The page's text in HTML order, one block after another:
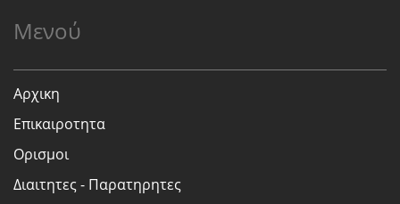
Μενού
Αρχικη
Επικαιροτητα
Ορισμοι
Διαιτητες - Παρατηρητες